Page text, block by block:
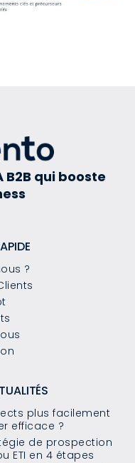
B2B qui booste
?
plus facilement
efficace ?
de prospection
ETI en 4 étapes